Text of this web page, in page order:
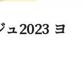
2023 ヨ